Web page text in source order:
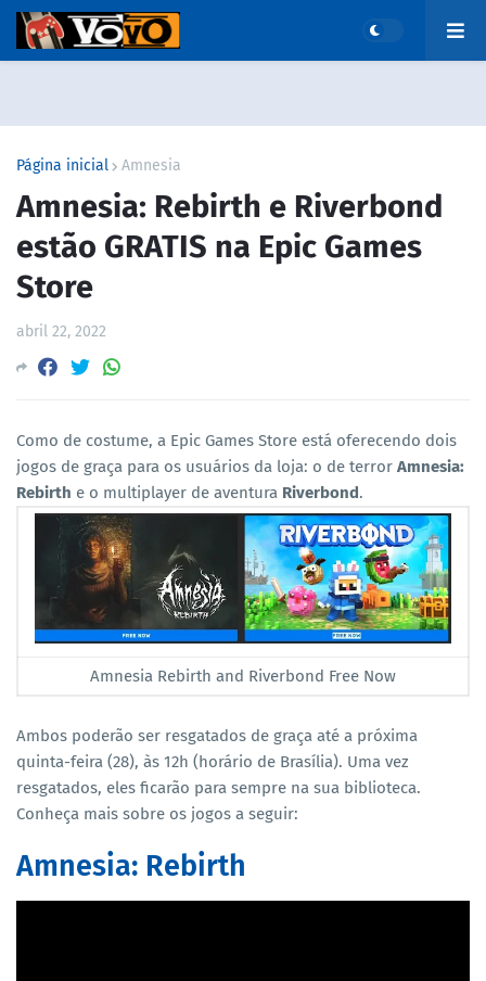
Página inicial Amnesia
Amnesia: Rebirth e Riverbond
estão GRATIS na Epic Games
Store
abril 22, 2022
Como de costume, a Epic Games Store está oferecendo dois
jogos de graça para os usuários da loja: o de terror Amnesia:
Rebirth e o multiplayer de aventura Riverbond.
Amnesia Rebirth and Riverbond Free Now
Ambos poderão ser resgatados de graça até a próxima
quinta-feira (28), às 12h (horário de Brasília). Uma vez
resgatados, eles ficarão para sempre na sua biblioteca.
Conheça mais sobre os jogos a seguir:
Amnesia: Rebirth